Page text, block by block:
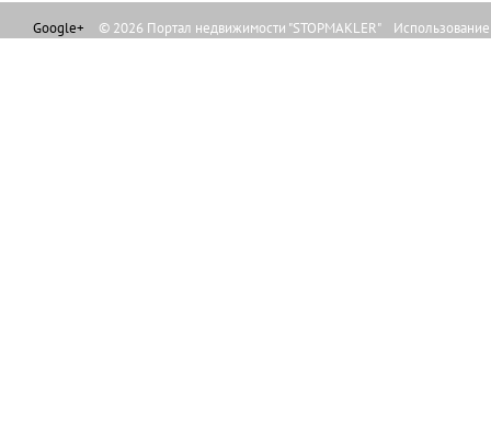
Google+ © 2026 Портал недвижимости "STOPMAKLER"